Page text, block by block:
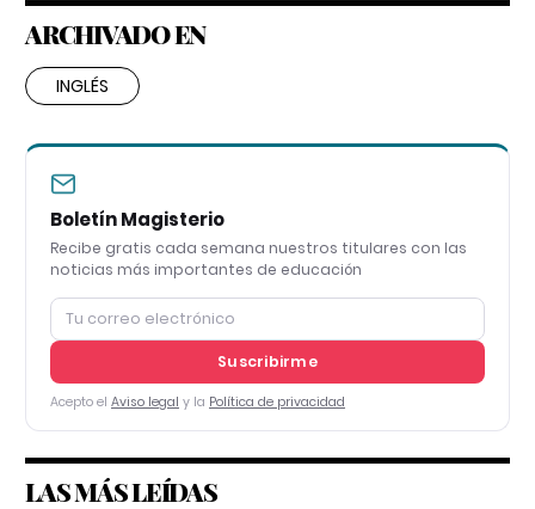
ARCHIVADO EN
INGLÉS
Boletín Magisterio
Recibe gratis cada semana nuestros titulares con las
noticias más importantes de educación
Suscribirme
Acepto el Aviso legal y la Política de privacidad
LAS MÁS LEÍDAS